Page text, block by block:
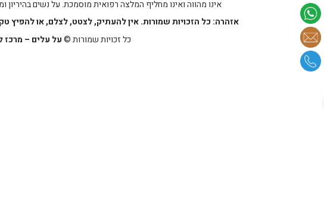
אינו מהווה ואינו מחליף המלצה רפואית מוסמכת. על נשים בהיריון
אזהרה: כל הזכויות שמורות. אין להעתיק, לצטט, לצלם, או להפיץ
כל זכויות שמורות ©על עלים – מרכז